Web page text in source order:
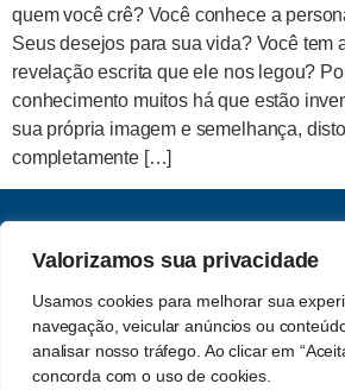
Valorizamos sua privacidade
Usamos cookies para melhorar sua
navegação, veicular anúncios ou
analisar nosso tráfego. Ao clicar em
concorda com o uso de cookies.
quem você crê? Você conhece a
Seus desejos para sua vida? Você tem
revelação escrita que ele nos legou?
conhecimento muitos há que estão
sua própria imagem e semelhança,
completamente […]
Acompanhe-nos nas redes
sociais
CNPJ:
Saber e
Política